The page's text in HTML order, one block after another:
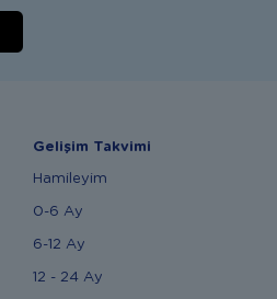
Gelişim Takvimi
Hamileyim
0-6 Ay
6-12 Ay
12 - 24 Ay